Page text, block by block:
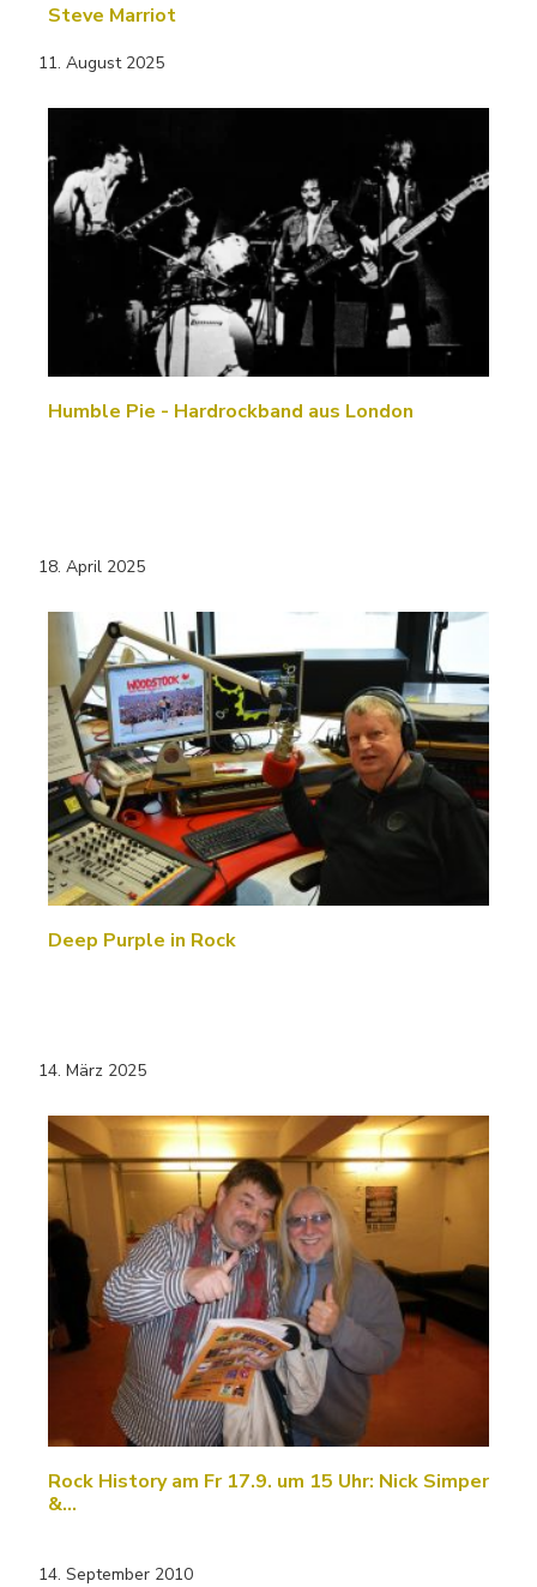
Steve Marriot
11. August 2025
Humble Pie - Hardrockband aus London
18. April 2025
Deep Purple in Rock
14. März 2025
Rock History am Fr 17.9. um 15 Uhr: Nick Simper
&…
14. September 2010